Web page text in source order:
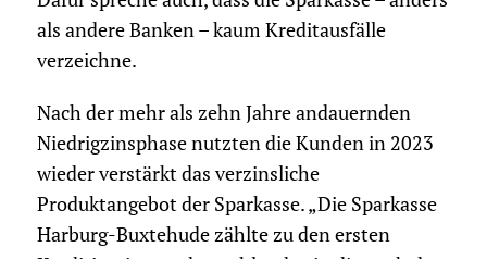
als andere Banken – kaum Kreditausfälle
verzeichne.
Nach der mehr als zehn Jahre andauernden
Niedrigzinsphase nutzten die Kunden in 2023
wieder verstärkt das verzinsliche
Produktangebot der Sparkasse. „Die Sparkasse
Harburg-Buxtehude zählte zu den ersten